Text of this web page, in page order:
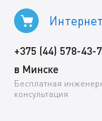
+375 (44) 578-43-
в Минске
Бесплатная
консультация